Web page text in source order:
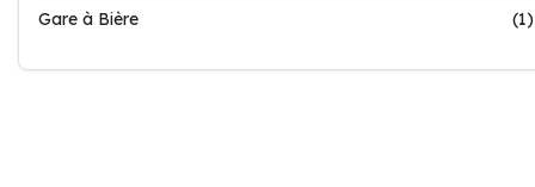
Gare à Bière
(1)